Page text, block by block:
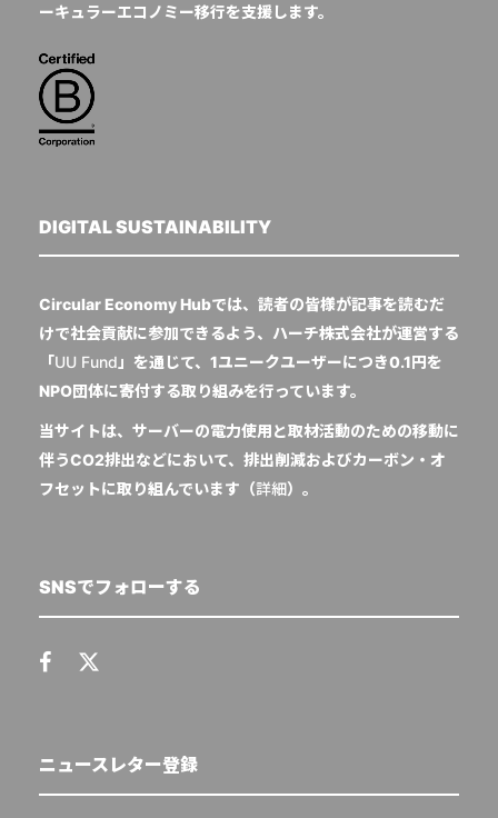
ーキュラーエコノミー移行を支援します。
DIGITAL SUSTAINABILITY
Circular Economy Hubでは、読者の皆様が記事を読むだ
けで社会貢献に参加できるよう、ハーチ株式会社が運営する
「UU Fund 」を通じて、1ユニークユーザーにつき0.1円を
NPO団体に寄付する取り組みを行っています。
当サイトは、サーバーの電力使用と取材活動のための移動に
伴うCO2排出などにおいて、排出削減およびカーボン・オ
フセットに取り組んでいます（詳細）。
SNSでフォローする
ニュースレター登録